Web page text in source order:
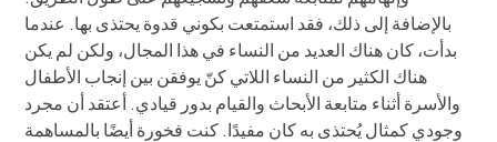
بالإضافة إلى ذلك، فقد استمتعت بكوني قدوة يحتذى بها. عندما
بدأت، كان هناك العديد من النساء في هذا المجال، ولكن لم يكن
هناك الكثير من النساء اللاتي كنّ يوفقن بين إنجاب الأطفال
والأسرة أثناء متابعة الأبحاث والقيام بدور قيادي. أعتقد أن مجرد
وجودي كمثال يُحتذى به كان مفيدًا. كنت فخورة أيضًا بالمساهمة